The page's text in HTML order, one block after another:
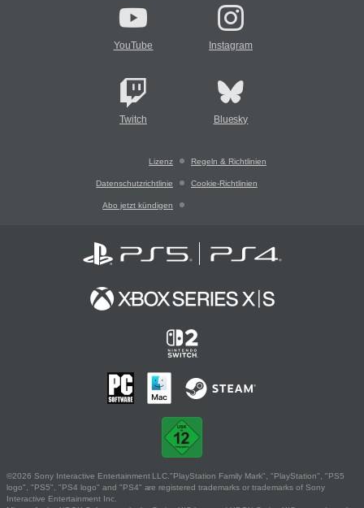
YouTube Instagram
Twitch Bluesky
Lizenz Regeln & Richtlinien
Datenschutzrichtlinie Cookie-Richtlinien
Abo jetzt kündigen
©2026 Sony Interactive Entertainment LLC."PlayStation Family Mark", "PlayStation", "PS5
logo", "PS5", "PS4 logo" and "PS4" are registered trademarks or trademarks of Sony
Interactive Entertainment Inc.